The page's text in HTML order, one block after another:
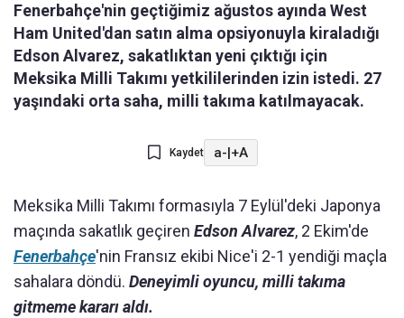
Fenerbahçe'nin geçtiğimiz ağustos ayında West
Ham United'dan satın alma opsiyonuyla kiraladığı
Edson Alvarez, sakatlıktan yeni çıktığı için
Meksika Milli Takımı yetkililerinden izin istedi. 27
yaşındaki orta saha, milli takıma katılmayacak.
Kaydet a-|+A
Meksika Milli Takımı formasıyla 7 Eylül'deki Japonya
maçında sakatlık geçiren Edson Alvarez, 2 Ekim'de
Fenerbahçe'nin Fransız ekibi Nice'i 2-1 yendiği maçla
sahalara döndü. Deneyimli oyuncu, milli takıma
gitmeme kararı aldı.